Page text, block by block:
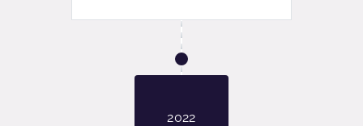
2022